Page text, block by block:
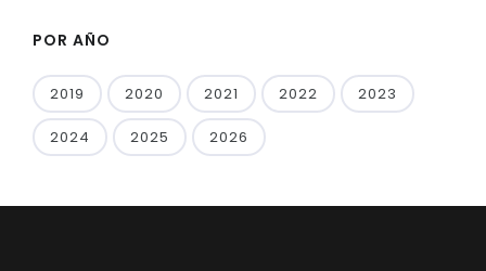
POR AÑO
2019 2020 2021 2022 2023
2024 2025 2026